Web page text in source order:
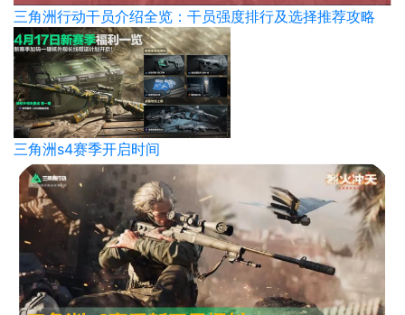
三角洲行动干员介绍全览：干员强度排行及选择推荐攻略
三角洲s4赛季开启时间